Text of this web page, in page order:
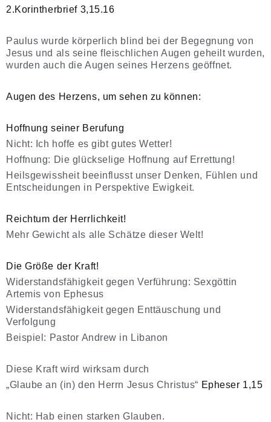
2.Korintherbrief 3,15.16
Paulus wurde körperlich blind bei der Begegnung von
Jesus und als seine fleischlichen Augen geheilt wurden,
wurden auch die Augen seines Herzens geöffnet.
Augen des Herzens, um sehen zu können:
Hoffnung seiner Berufung
Nicht: Ich hoffe es gibt gutes Wetter!
Hoffnung: Die glückselige Hoffnung auf Errettung!
Heilsgewissheit beeinflusst unser Denken, Fühlen und
Entscheidungen in Perspektive Ewigkeit.
Reichtum der Herrlichkeit!
Mehr Gewicht als alle Schätze dieser Welt!
Die Größe der Kraft!
Widerstandsfähigkeit gegen Verführung: Sexgöttin
Artemis von Ephesus
Widerstandsfähigkeit gegen Enttäuschung und
Verfolgung
Beispiel: Pastor Andrew in Libanon
Diese Kraft wird wirksam durch
„Glaube an (in) den Herrn Jesus Christus“ Epheser 1,15
Nicht: Hab einen starken Glauben.